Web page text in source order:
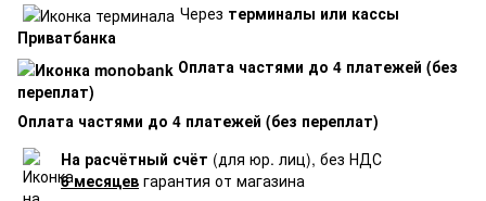
Через терминалы или кассы
Приватбанка
Оплата частями до 4 платежей (без
переплат)
Оплата частями до 4 платежей (без переплат)
На расчётный счёт (для юр. лиц), без НДС
6 месяцев гарантия от магазина